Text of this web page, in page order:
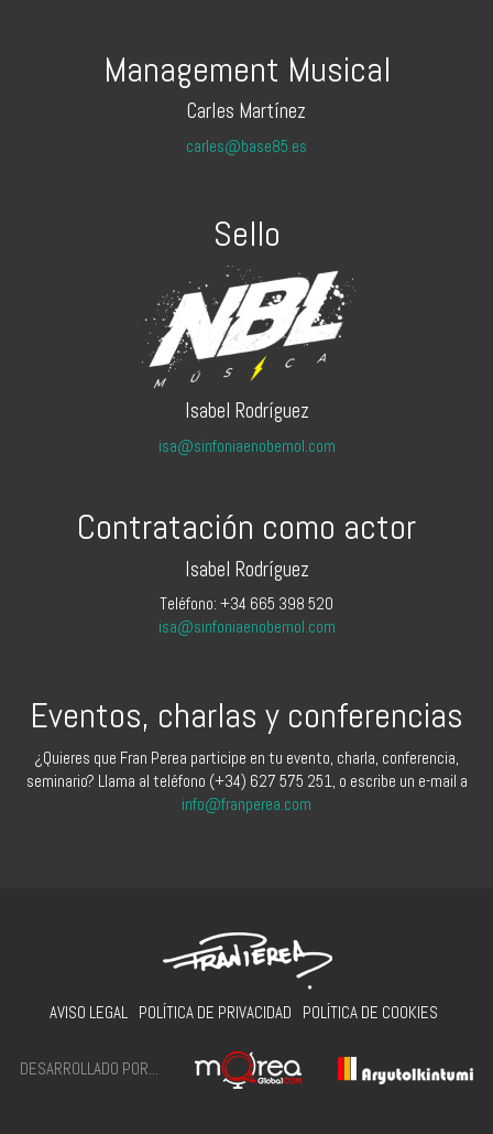
Management Musical
Carles Martínez
carles@base85.es
Sello
Isabel Rodríguez
isa@sinfoniaenobemol.com
Contratación como actor
Isabel Rodríguez
Teléfono: +34 665 398 520
isa@sinfoniaenobemol.com
Eventos, charlas y conferencias
¿Quieres que Fran Perea participe en tu evento, charla, conferencia,
seminario? Llama al teléfono (+34) 627 575 251, o escribe un e-mail a
info@franperea.com
AVISO LEGAL POLÍTICA DE PRIVACIDAD POLÍTICA DE COOKIES
DESARROLLADO POR...